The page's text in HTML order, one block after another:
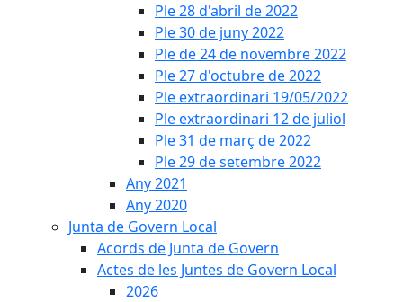
Ple 28 d'abril de 2022
Ple 30 de juny 2022
Ple de 24 de novembre 2022
Ple 27 d'octubre de 2022
Ple extraordinari 19/05/2022
Ple extraordinari 12 de juliol
Ple 31 de març de 2022
Ple 29 de setembre 2022
Any 2021
Any 2020
Junta de Govern Local
Acords de Junta de Govern
Actes de les Juntes de Govern Local
2026